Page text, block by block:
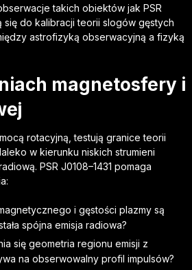
takich obiektów jak PSR
się do kalibracji teorii slogów gęstych
astrofizyką obserwacyjną a fizyką
magnetosfery i
rotacyjną, testują granice teorii
w kierunku niskich strumieni
PSR J0108–1431 pomaga
i gęstości plazmy są
spójna emisja radiowa?
się geometria regionu emisji z
na obserwowalny profil impulsów?